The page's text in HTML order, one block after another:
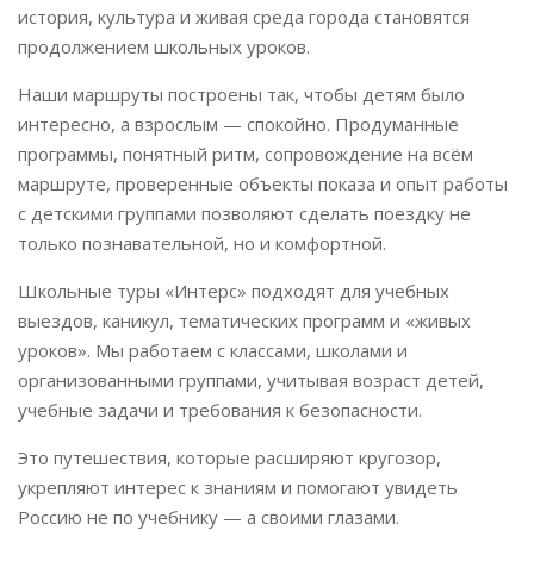
история, культура и живая среда города становятся
продолжением школьных уроков.
Наши маршруты построены так, чтобы детям было
интересно, а взрослым — спокойно. Продуманные
программы, понятный ритм, сопровождение на всём
маршруте, проверенные объекты показа и опыт работы
с детскими группами позволяют сделать поездку не
только познавательной, но и комфортной.
Школьные туры «Интерс» подходят для учебных
выездов, каникул, тематических программ и «живых
уроков». Мы работаем с классами, школами и
организованными группами, учитывая возраст детей,
учебные задачи и требования к безопасности.
Это путешествия, которые расширяют кругозор,
укрепляют интерес к знаниям и помогают увидеть
Россию не по учебнику — а своими глазами.